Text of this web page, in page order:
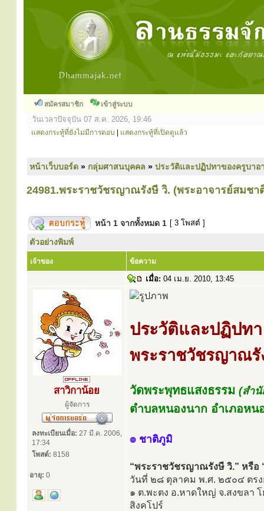
สมัครสมาชิก เข้าสู่ระบบ
วันเวลาปัจจุบัน 07 ส.ค. 2026, 19:46
แสดงกระทู้ที่ยังไม่มีการตอบ แสดงกระทู้ที่เปิดดูแล้ว
หน้าเว็บบอร์ด » กลุ่มศาสนบุคคล » ประวัติและปฏิปทาของครูบาอ
24981.พระราชวัชรญาณรังษี วิ. (พระอาจารย์สมช
หน้า 1 จากทั้งหมด 1 [ 3 โพสต์ ]
ตัวอย่างพิมพ์
เจ้าของ ข้อความ
เมื่อ: 04 เม.ย. 2010, 13:45
สาวิกาน้อย
ผู้จัดการ
ลงทะเบียนเมื่อ: 27 มี.ค. 2006,
17:34
โพสต์: 8158
อายุ: 0
ประวัติและปฏิปทา
พระราชวัชรญาณรั
วัดพระพุทธแสงธรรม (สำนั
ตำบลหนองนาก อำเภอหน
๏ ชาติภูมิ
“พระราชวัชรญาณรังษี วิ.” หรือ
วันที่ ๒๘ ตุลาคม พ.ศ. ๒๕๐๔ ตร
๑ ต.พะตง อ.หาดใหญ่ จ.สงขลา
สิงคโปร์